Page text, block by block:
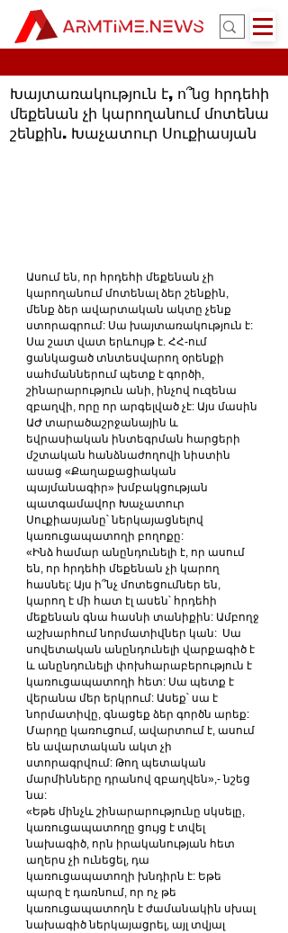
Խայտառակություն է, ո՞նց հրդեհի
մեքենան չի կարողանում մոտենա
շենքին. Խաչատուր Սուքիասյան
Ասում են, որ հրդեհի մեքենան չի
կարողանում մոտենալ ձեր շենքին,
մենք ձեր ավարտական ակտը չենք
ստորագրում: Սա խայտառակություն է:
Սա շատ վատ երևույթ է. ՀՀ-ում
ցանկացած տնտեսվարող օրենքի
սահմաններում պետք է գործի,
շինարարություն անի, ինչով ուզենա
զբաղվի, որը որ արգելված չէ: Այս մասին
ԱԺ տարածաշրջանային և
եվրասիական ինտեգրման հարցերի
մշտական հանձնաժողովի նիստին
ասաց «Քաղաքացիական
պայմանագիր» խմբակցության
պատգամավոր Խաչատուր
Սուքիասյանը՝ ներկայացնելով
կառուցապատողի բողոքը:
«Ինձ համար անընդունելի է, որ ասում
են, որ հրդեհի մեքենան չի կարող
հասնել: Այս ի՞նչ մոտեցումներ են,
կարող է մի հատ էլ ասեն՝ հրդեհի
մեքենան գնա հասնի տանիքին: Ամբողջ
աշխարհում նորմատիվներ կան:  Սա
սովետական անընդունելի վարքագիծ է
և անընդունելի փոխհարաբերություն է
կառուցապատողի հետ: Սա պետք է
վերանա մեր երկրում: Ասեք՝ սա է
նորմատիվը, գնացեք ձեր գործն արեք:
Մարդը կառուցում, ավարտում է, ասում
են ավարտական ակտ չի
ստորագրվում: Թող պետական
մարմինները դրանով զբաղվեն»,- նշեց
նա:
«Եթե մինչև շինարարությունը սկսելը,
կառուցապատողը ցույց է տվել
նախագիծ, որն իրականության հետ
աղերս չի ունեցել, դա
կառուցապատողի խնդիրն է: Եթե
պարզ է դառնում, որ ոչ թե
կառուցապատողն է ժամանակին սխալ
նախագիծ ներկայացրել, այլ տվյալ